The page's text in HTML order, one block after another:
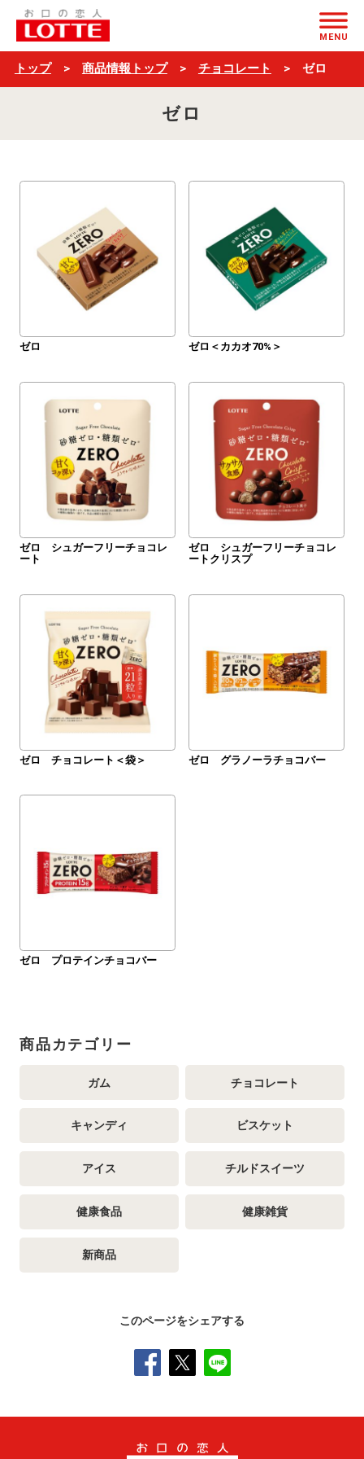
$ブ
ラ
ン
ド
＋
MENU
トップ 商品情報トップ チョコレート ゼロ
ゼロ
ゼロ ゼロ＜カカオ70%＞
ゼロ シュガーフリーチョコレ
ート
ゼロ シュガーフリーチョコレ
ートクリスプ
ゼロ チョコレート＜袋＞ ゼロ グラノーラチョコバー
ゼロ プロテインチョコバー
商品カテゴリー
ガム チョコレート
キャンディ ビスケット
アイス チルドスイーツ
健康食品 健康雑貨
新商品
このページをシェアする